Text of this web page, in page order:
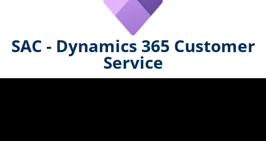
SAC - Dynamics 365 Customer
Service